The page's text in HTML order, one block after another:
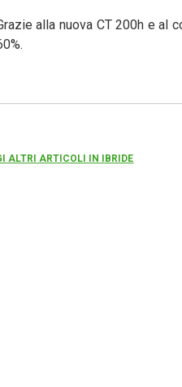
alla nuova CT 200h e al
ALTRI ARTICOLI IN IBRIDE